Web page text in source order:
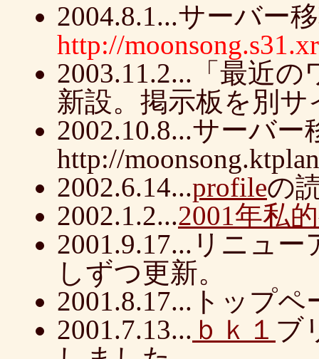
2004.8.1...サーバー
http://
2003.11.2...「最近
新設。掲示板を別
2002.10.8...サーバー
http://
2002.6.14...profileの
2002.1.2...2001年私
2001.9.17...リニュ
しずつ更新。
2001.8.17...トップ
2001.7.13... ｂｋ１ ブ